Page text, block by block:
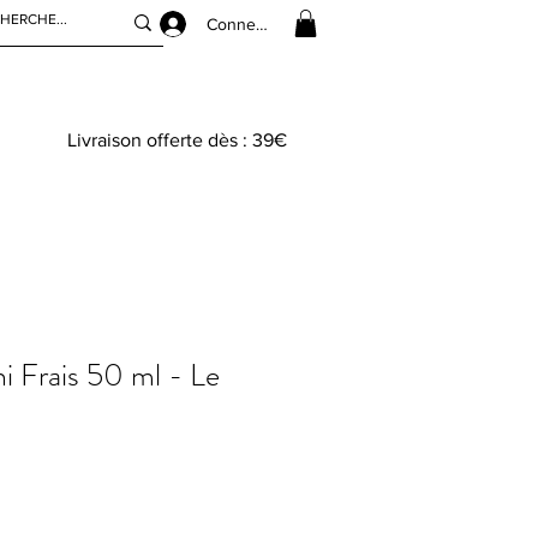
Connexion
Livraison offerte dès : 39€
Frais 50 ml - Le